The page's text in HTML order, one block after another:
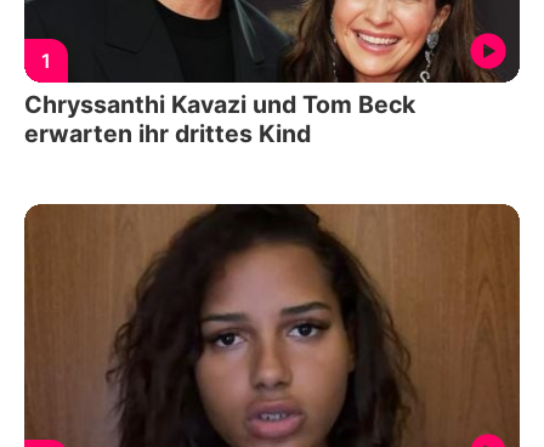
1
Chryssanthi Kavazi und Tom Beck
erwarten ihr drittes Kind